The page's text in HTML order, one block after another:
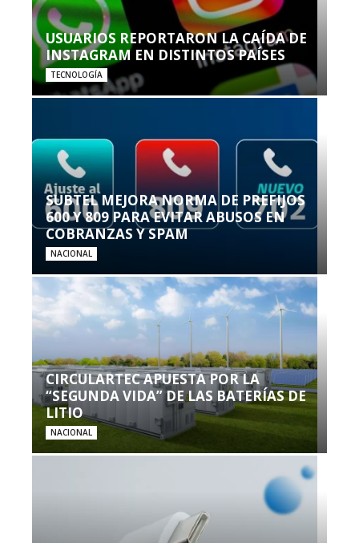
USUARIOS REPORTARON LA CAÍDA DE
INSTAGRAM EN DISTINTOS PAÍSES
TECNOLOGÍA
SUBTEL MEJORA NORMA DE PREFIJOS
600 Y 809 PARA EVITAR ABUSOS EN
COBRANZAS Y SPAM
NACIONAL
CIRCULARTEC APUESTA POR LA
“SEGUNDA VIDA” DE LAS BATERÍAS DE
LITIO
NACIONAL